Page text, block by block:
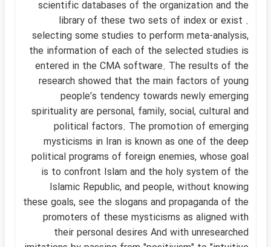
scientific databases of the organization and the
library of these two sets of index or exist .
selecting some studies to perform meta-analysis,
the information of each of the selected studies is
entered in the CMA software. The results of the
research showed that the main factors of young
peopleʹs tendency towards newly emerging
spirituality are personal, family, social, cultural and
political factors. The promotion of emerging
mysticisms in Iran is known as one of the deep
political programs of foreign enemies, whose goal
is to confront Islam and the holy system of the
Islamic Republic, and people, without knowing
these goals, see the slogans and propaganda of the
promoters of these mysticisms as aligned with
their personal desires And with unresearched